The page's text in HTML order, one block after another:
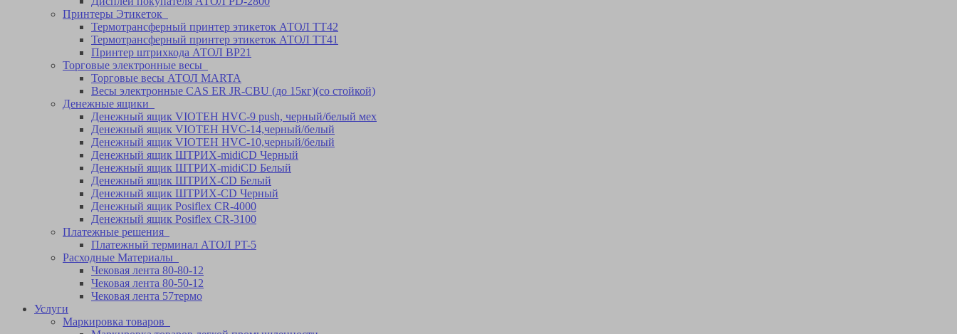
Принтеры Этикеток
Термотрансферный принтер этикеток АТОЛ ТТ42
Термотрансферный принтер этикеток АТОЛ ТТ41
Принтер штрихкода АТОЛ BP21
Торговые электронные весы
Торговые весы АТОЛ MARTA
Весы электронные CAS ER JR-CBU (до 15кг)(со стойкой)
Денежные ящики
Денежный ящик VIOTEH HVC-9 push, черный/белый мех
Денежный ящик VIOTEH HVC-14,черный/белый
Денежный ящик VIOTEH HVC-10,черный/белый
Денежный ящик ШТРИХ-midiCD Черный
Денежный ящик ШТРИХ-midiCD Белый
Денежный ящик ШТРИХ-CD Белый
Денежный ящик ШТРИХ-CD Черный
Денежный ящик Posiflex CR-4000
Денежный ящик Posiflex CR-3100
Платежные решения
Платежный терминал АТОЛ PT-5
Расходные Материалы
Чековая лента 80-80-12
Чековая лента 80-50-12
Чековая лента 57термо
Услуги
Маркировка товаров